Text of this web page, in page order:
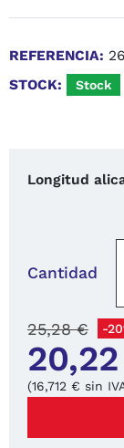
REFERENCIA:
STOCK:
Stock
Longitud
Cantidad
25,28 € -
(16,712 € sin